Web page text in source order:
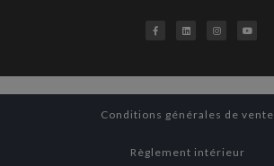
Conditions générales de vente
Règlement intérieur